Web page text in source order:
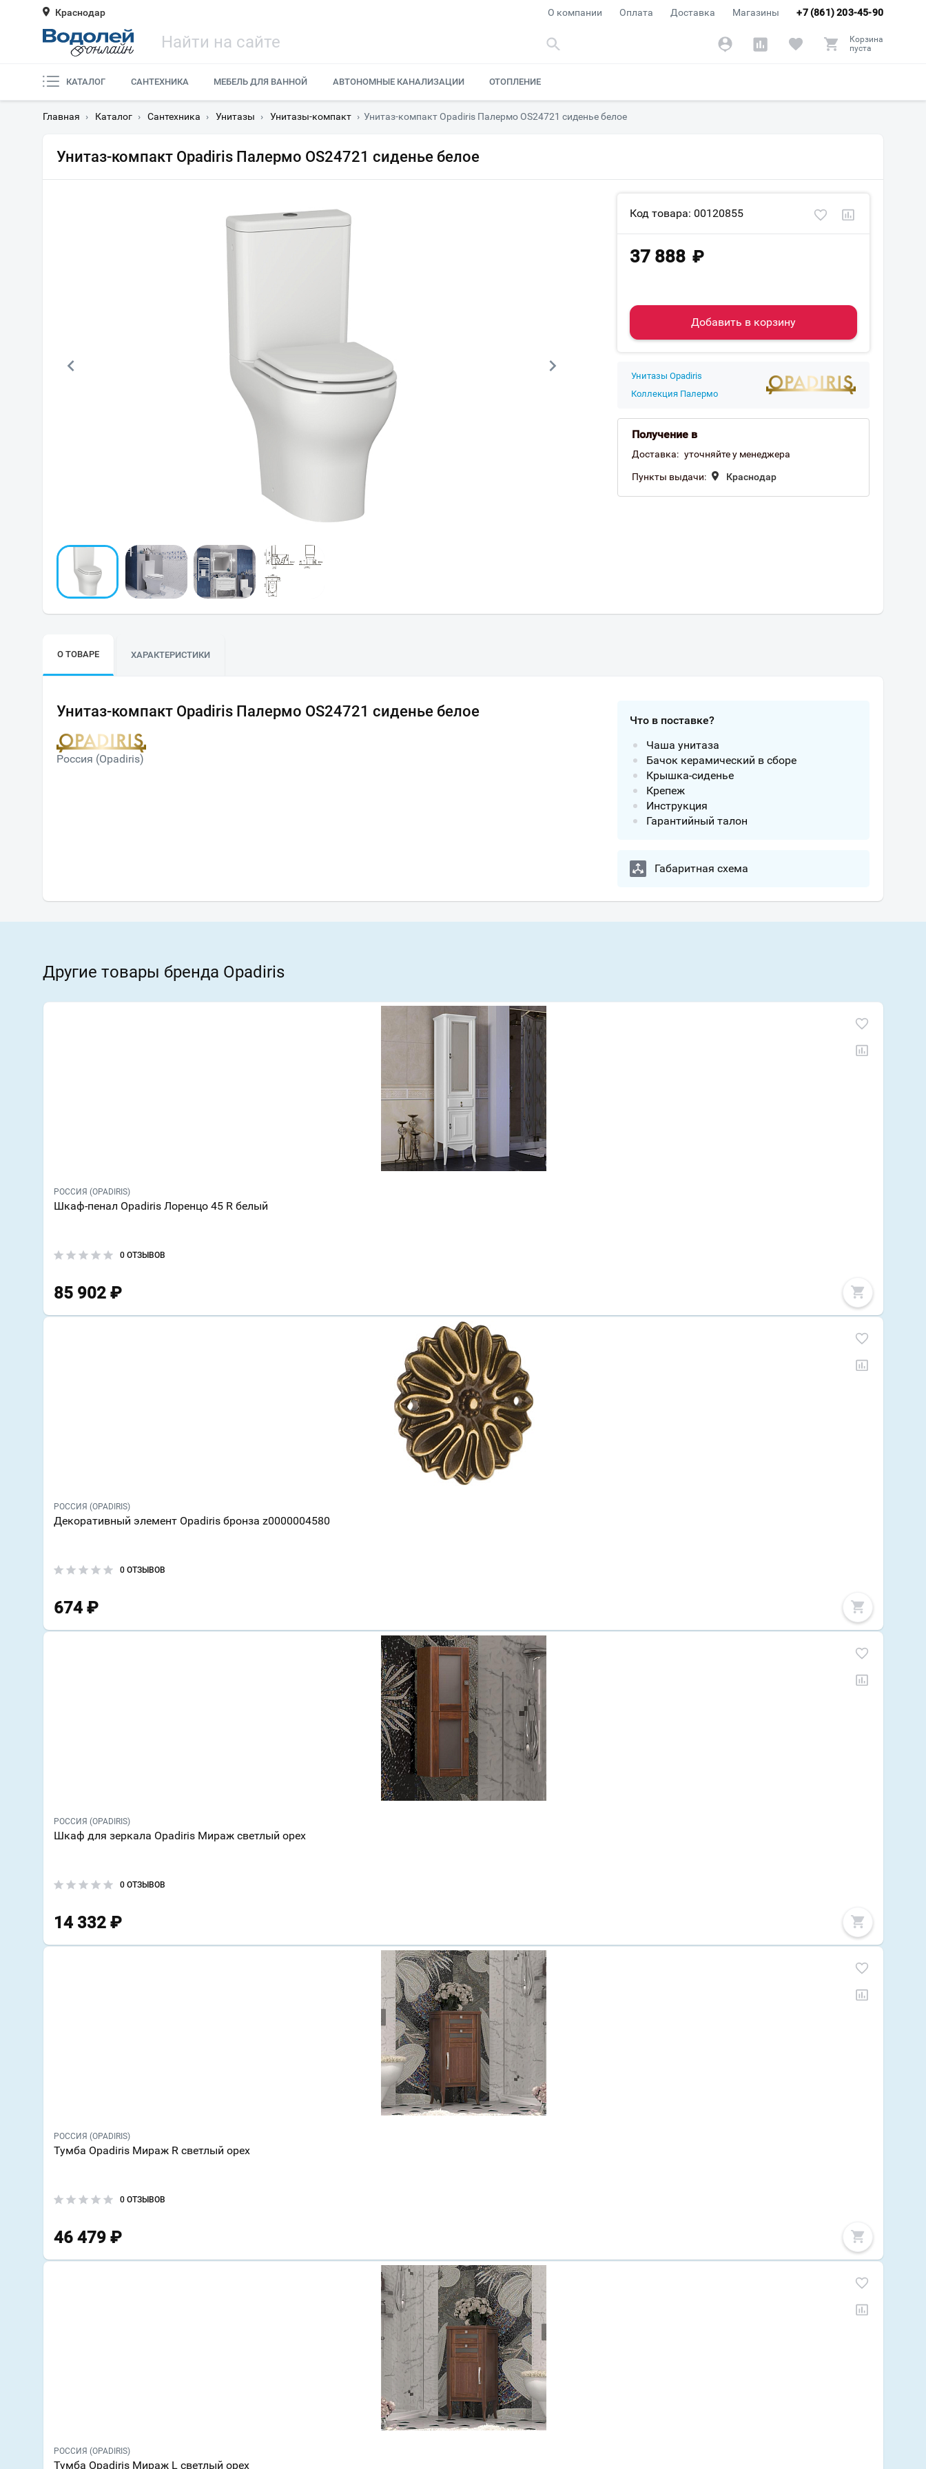
Краснодар +7 (861) 203-45-90
О компании Оплата Доставка Магазины
Корзина
пуста
КАТАЛОГ САНТЕХНИКА МЕБЕЛЬ ДЛЯ ВАННОЙ АВТОНОМНЫЕ КАНАЛИЗАЦИИ ОТОПЛЕНИЕ
Главная › Каталог › Сантехника › Унитазы › Унитазы-компакт › Унитаз-компакт Opadiris Палермо OS24721 сиденье белое
Унитаз-компакт Opadiris Палермо OS24721 сиденье белое
Код товара: 00120855
37 888 ₽
Добавить в корзину
Унитазы Opadiris
Коллекция Палермо
Получение в
Доставка: уточняйте у менеджера
Пункты выдачи: Краснодар
О ТОВАРЕ ХАРАКТЕРИСТИКИ
Унитаз-компакт Opadiris Палермо OS24721 сиденье белое
Россия (Opadiris)
Что в поставке?
Чаша унитаза
Бачок керамический в сборе
Крышка-сиденье
Крепеж
Инструкция
Гарантийный талон
Габаритная схема
Другие товары бренда Opadiris
РОССИЯ (OPADIRIS)
Шкаф-пенал Opadiris Лоренцо 45 R белый
0 ОТЗЫВОВ
85 902 ₽
РОССИЯ (OPADIRIS)
Декоративный элемент Opadiris бронза z0000004580
0 ОТЗЫВОВ
674 ₽
РОССИЯ (OPADIRIS)
Шкаф для зеркала Opadiris Мираж светлый орех
0 ОТЗЫВОВ
14 332 ₽
РОССИЯ (OPADIRIS)
Тумба Opadiris Мираж R светлый орех
0 ОТЗЫВОВ
46 479 ₽
РОССИЯ (OPADIRIS)
Тумба Opadiris Мираж L светлый орех